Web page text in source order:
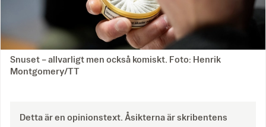
Snuset – allvarligt men också komiskt. Foto: Henrik
Montgomery/TT
Detta är en opinionstext. Åsikterna är skribentens